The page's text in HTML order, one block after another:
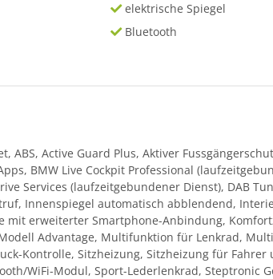
elektrische Spiegel
Bluetooth
ABS, Active Guard Plus, Aktiver
BMW Live Cockpit Professional
Services (laufzeitgebundener Dienst), DAB
Innenspiegel automatisch abblendend,
erweiterter Smartphone-Anbindung,
Advantage, Multifunktion für Lenkrad,
Kontrolle, Sitzheizung, Sitzheizung für
WiFi-Modul, Sport-Lederlenkrad, Steptronic